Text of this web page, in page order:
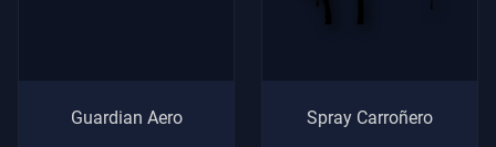
Guardian Aero Spray Carroñero